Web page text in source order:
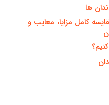
ها
کامل مزایا، معایب و